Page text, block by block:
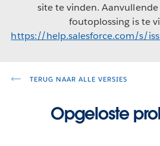
site te vinden.
foutoplossing is te
https://help.salesforce.com/s/
TERUG NAAR ALLE VERSIES
Opgeloste